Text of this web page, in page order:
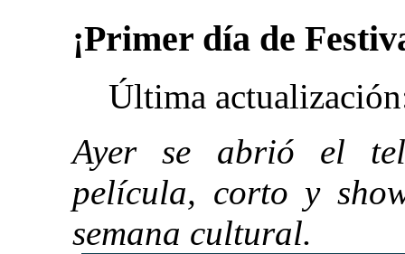
¡Primer día de
Última
Ayer se abrió el
película, corto y
semana cultural.